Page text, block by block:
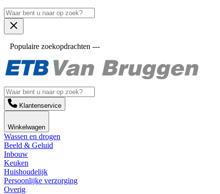
Populaire zoekopdrachten ---
Klantenservice
Winkelwagen
Wassen en drogen
Beeld & Geluid
Inbouw
Keuken
Huishoudelijk
Persoonlijke verzorging
Overig